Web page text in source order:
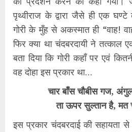
पृथ्वीराज के द्वारा जैसे ही एक
गोरी के मुँह से अकस्मात ही “वाह!
फिर क्या था चंदबरदायी ने तत्काल
बता दिया कि गोरी कहाँ पर एवं
वह दोहा इस प्रकार था…
चार बाँस चौबीस गज,
ता ऊपर सुल्तान है, मत
इस प्रकार चंदबरदाई की सहायता से